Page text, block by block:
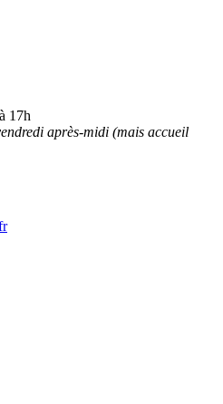
17h
après-midi (mais accueil